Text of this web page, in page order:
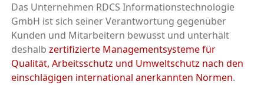
Das Unternehmen RDCS Informationstechnologie
GmbH ist sich seiner Verantwortung gegenüber
Kunden und Mitarbeitern bewusst und unterhält
deshalb zertifizierte Managementsysteme für
Qualität, Arbeitsschutz und Umweltschutz nach den
einschlägigen international anerkannten Normen.